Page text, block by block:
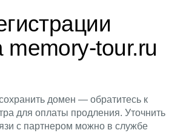
tour.ru
домен — обратитесь к
для оплаты продления. Уточнить
с партнером можно в службе